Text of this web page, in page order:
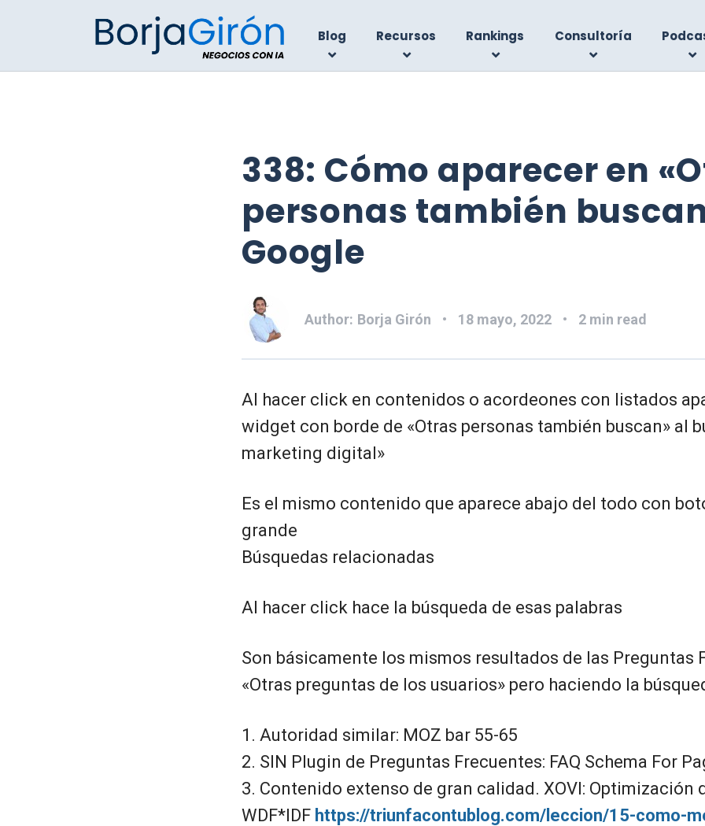
Blog Recursos Rankings Consultoría
338: Cómo aparecer en
personas también
Google
Author: Borja Girón 18 mayo, 2022 2 min read
Al hacer click en contenidos o acordeones con listados
widget con borde de «Otras personas también buscan» al
marketing digital»
Es el mismo contenido que aparece abajo del todo con
grande
Búsquedas relacionadas
Al hacer click hace la búsqueda de esas palabras
Son básicamente los mismos resultados de las Preguntas
«Otras preguntas de los usuarios» pero haciendo la
1. Autoridad similar: MOZ bar 55-65
2. SIN Plugin de Preguntas Frecuentes: FAQ Schema For
3. Contenido extenso de gran calidad. XOVI: Optimización
WDF*IDF https://triunfacontublog.com/leccion/15-como-